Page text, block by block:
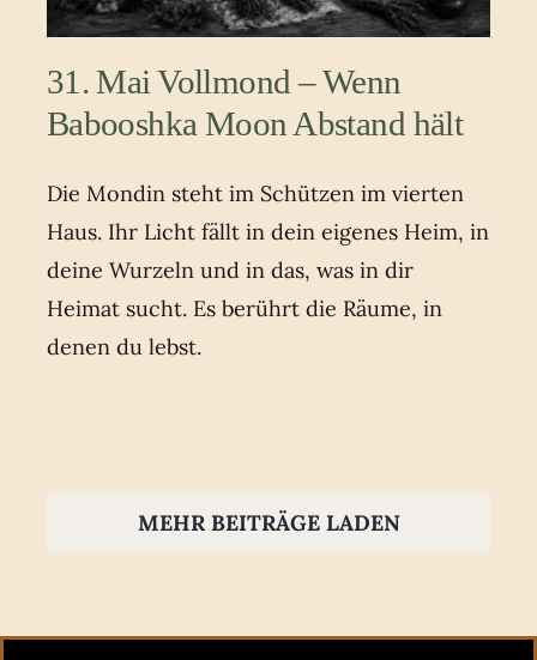
31. Mai Vollmond – Wenn
Babooshka Moon Abstand hält
Die Mondin steht im Schützen im vierten
Haus. Ihr Licht fällt in dein eigenes Heim, in
deine Wurzeln und in das, was in dir
Heimat sucht. Es berührt die Räume, in
denen du lebst.
MEHR BEITRÄGE LADEN